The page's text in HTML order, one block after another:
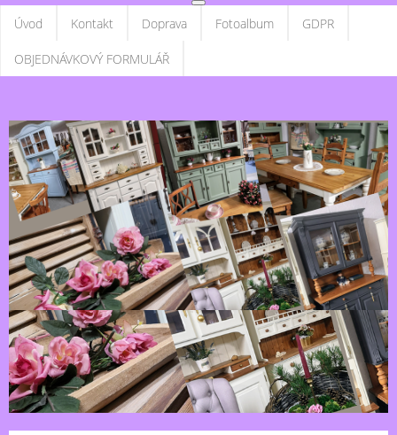
Úvod Kontakt Doprava Fotoalbum GDPR
OBJEDNÁVKOVÝ FORMULÁŘ